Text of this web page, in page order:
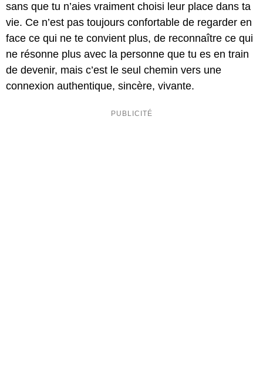
sans que tu n’aies vraiment choisi leur place dans ta
vie. Ce n’est pas toujours confortable de regarder en
face ce qui ne te convient plus, de reconnaître ce qui
ne résonne plus avec la personne que tu es en train
de devenir, mais c’est le seul chemin vers une
connexion authentique, sincère, vivante.